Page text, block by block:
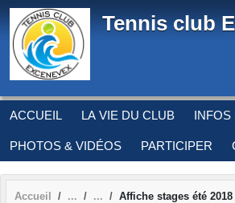
Tennis club
ACCUEIL LA VIE DU CLUB INFOS
PHOTOS & VIDÉOS PARTICIPER
Accueil Affiche stages été 2018
Panneau de gestion des cookies